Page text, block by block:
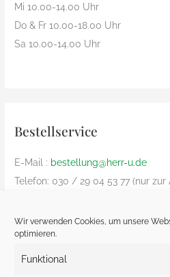
Wir verwenden Cookies, um unsere
optimieren.
Funktional
Mi 10.00-14.00 Uhr
Do & Fr 10.00-18.00 Uhr
Sa 10.00-14.00 Uhr
Bestellservice
E-Mail : bestellung@herr-u.de
Telefon: 030 / 29 04 53 77 (nur
nur innerhalb Deutschland
Bezahlung nur Vorkasse und nur
zu deutschem Bankkonto – kein